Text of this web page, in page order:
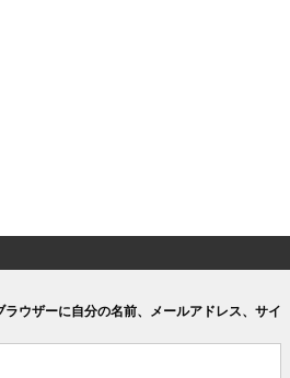
ウザーに自分の名前、メールアドレス、サイ